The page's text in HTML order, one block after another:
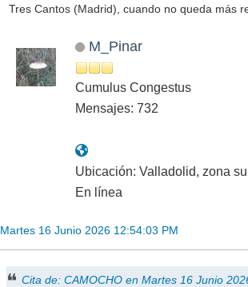
Tres Cantos (Madrid), cuando no queda más
M_Pinar
Cumulus Congestus
Mensajes: 732
Ubicación: Valladolid, zona
En línea
Martes 16 Junio 2026 12:54:03 PM
Cita de: CAMOCHO en Martes 16 Junio